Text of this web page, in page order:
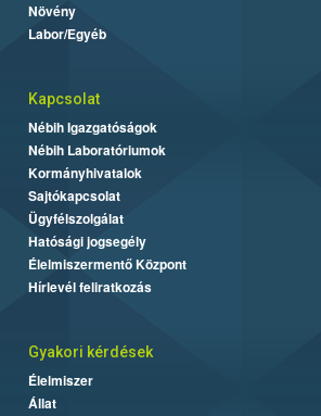
Növény
Labor/Egyéb
Kapcsolat
Nébih Igazgatóságok
Nébih Laboratóriumok
Kormányhivatalok
Sajtókapcsolat
Ügyfélszolgálat
Hatósági jogsegély
Élelmiszermentő Központ
Hírlevél feliratkozás
Gyakori kérdések
Élelmiszer
Állat